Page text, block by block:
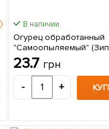
В наличии.
Огурец обработанный
"Самоопыляемый"
"Весна" 0.5г
23.7 грн
- +